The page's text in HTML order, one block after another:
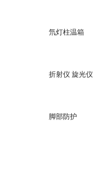
氘灯柱温箱
折射仪 旋光仪
脚部防护